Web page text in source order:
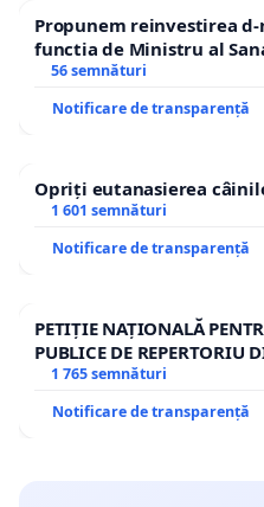
Propunem reinvestirea
functia de Ministru al
56 semnături
Notificare de transparență
Opriți eutanasierea
1 601 semnături
Notificare de transparență
PETIȚIE NAȚIONALĂ
PUBLICE DE REPERTORIU
1 765 semnături
Notificare de transparență